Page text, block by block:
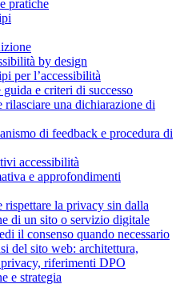
pratiche
by design
per l’accessibilità
e criteri di successo
rilasciare una dichiarazione di
di feedback e procedura di
accessibilità
e approfondimenti
rispettare la privacy sin dalla
di un sito o servizio digitale
il consenso quando necessario
del sito web: architettura,
riferimenti DPO
e strategia